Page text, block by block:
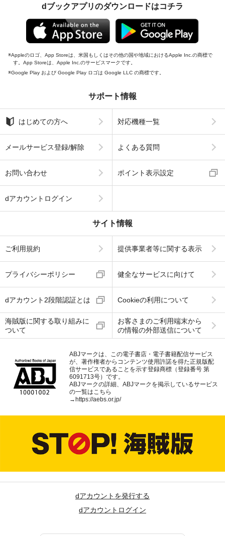
dブックアプリのダウンロードはコチラ
Appleのロゴ、App Storeは、米国もしくはその他の国や地域におけるApple Inc.の商標で
す。App Storeは、Apple Inc.のサービスマークです。
Google Play および Google Play ロゴは Google LLC の商標です。
サポート情報
はじめての方へ 対応機種一覧
メールサービス登録/解除 よくある質問
お問い合わせ ポイント表示設定
dアカウントログイン
サイト情報
ご利用規約 提供事業者等に関する表示
プライバシーポリシー 健全なサービスに向けて
dアカウント2段階認証とは Cookieの利用について
海賊版に関する取り組みに
ついて
お客さまのご利用端末から
の情報の外部送信について
ABJマークは、この電子書店・電子書籍配信サービス
が、著作権者からコンテンツ使用許諾を得た正規版配
信サービスであることを示す登録商標（登録番号 第
6091713号）です。
ABJマークの詳細、ABJマークを掲示しているサービス
の一覧はこちら
→ https://aebs.or.jp/
dアカウントを発行する
dアカウントログイン